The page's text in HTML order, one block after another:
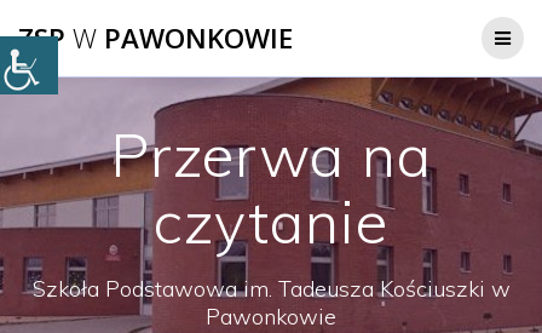
do
ZSP W PAWONKOWIE
Przerwa na
czytanie
Szkoła Podstawowa im. Tadeusza Kościuszki w
Pawonkowie